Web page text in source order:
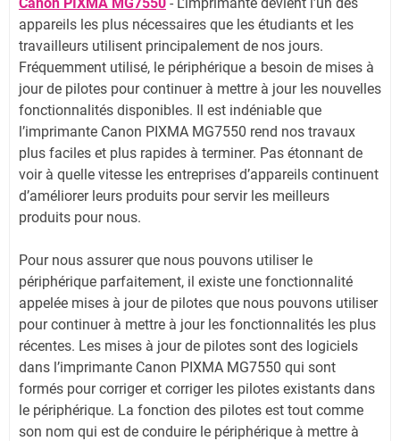
appareils les plus nécessaires que les étudiants et les
travailleurs utilisent principalement de nos jours.
Fréquemment utilisé, le périphérique a besoin de mises à
jour de pilotes pour continuer à mettre à jour les nouvelles
fonctionnalités disponibles. Il est indéniable que
l’imprimante Canon PIXMA MG7550 rend nos travaux
plus faciles et plus rapides à terminer. Pas étonnant de
voir à quelle vitesse les entreprises d’appareils continuent
d’améliorer leurs produits pour servir les meilleurs
produits pour nous.
Pour nous assurer que nous pouvons utiliser le
périphérique parfaitement, il existe une fonctionnalité
appelée mises à jour de pilotes que nous pouvons utiliser
pour continuer à mettre à jour les fonctionnalités les plus
récentes. Les mises à jour de pilotes sont des logiciels
dans l’imprimante Canon PIXMA MG7550 qui sont
formés pour corriger et corriger les pilotes existants dans
le périphérique. La fonction des pilotes est tout comme
son nom qui est de conduire le périphérique à mettre à